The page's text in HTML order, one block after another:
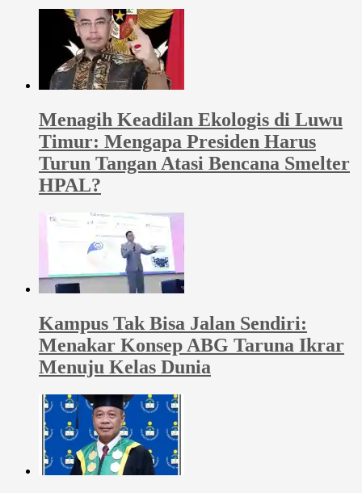
Menagih Keadilan Ekologis di Luwu
Timur: Mengapa Presiden Harus
Turun Tangan Atasi Bencana Smelter
HPAL?
Kampus Tak Bisa Jalan Sendiri:
Menakar Konsep ABG Taruna Ikrar
Menuju Kelas Dunia